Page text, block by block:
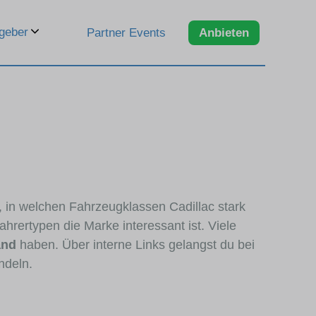
Partner Events Anbieten
welchen Fahrzeugklassen Cadillac stark
die Marke interessant ist. Viele
haben. Über interne Links gelangst du bei